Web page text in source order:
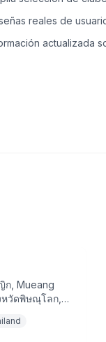
reales de
actualizada
, Mueang
หวัดพิษณุโลก,